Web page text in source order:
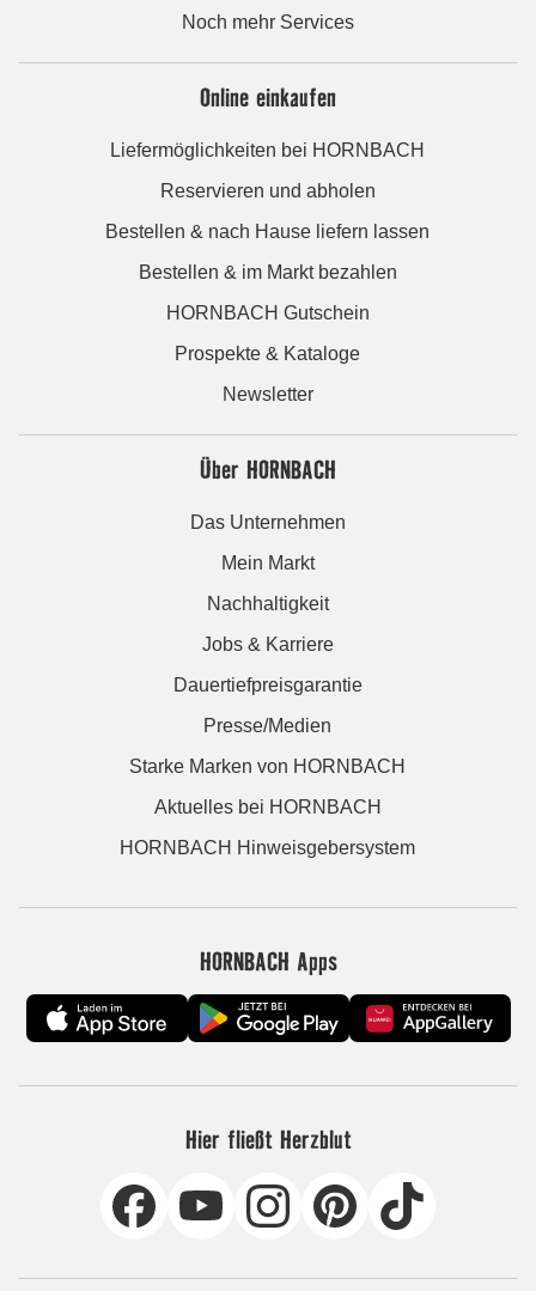
Noch mehr Services
Online einkaufen
Liefermöglichkeiten bei HORNBACH
Reservieren und abholen
Bestellen & nach Hause liefern lassen
Bestellen & im Markt bezahlen
HORNBACH Gutschein
Prospekte & Kataloge
Newsletter
Über HORNBACH
Das Unternehmen
Mein Markt
Nachhaltigkeit
Jobs & Karriere
Dauertiefpreisgarantie
Presse/Medien
Starke Marken von HORNBACH
Aktuelles bei HORNBACH
HORNBACH Hinweisgebersystem
HORNBACH Apps
Hier fließt Herzblut